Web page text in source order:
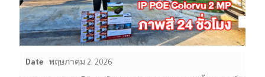
Date พฤษภาคม 2, 2026